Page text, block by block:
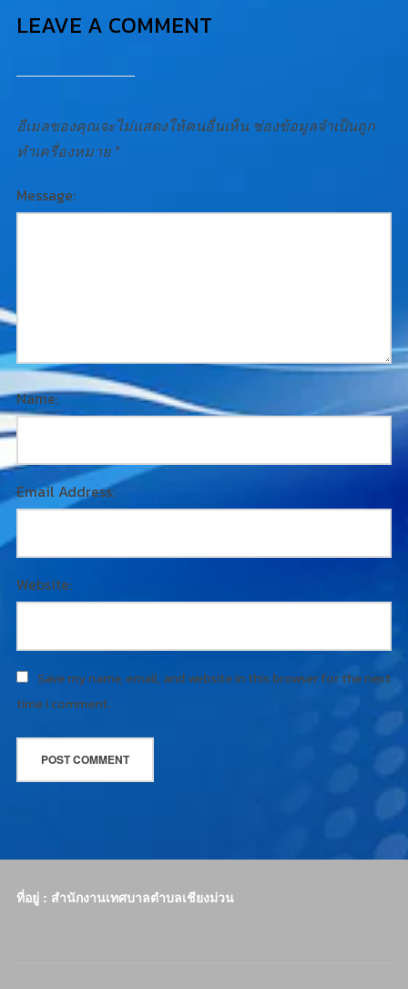
LEAVE A COMMENT
อีเมลของคุณจะไม่แสดงให้คนอื่นเห็น ช่องข้อมูลจำเป็นถูก
ทำเครื่องหมาย *
Message:
Name:
Email Address:
Website:
Save my name, email, and website in this browser for the next
time I comment.
ที่อยู่ : สำนักงานเทศบาลตำบลเชียงม่วน